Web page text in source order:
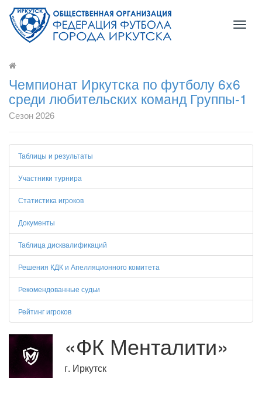
Чемпионат Иркутска по футболу 6x6
среди любительских команд Группы-1
Сезон 2026
Таблицы и результаты
Участники турнира
Статистика игроков
Документы
Таблица дисквалификаций
Решения КДК и Апелляционного комитета
Рекомендованные судьи
Рейтинг игроков
«ФК Менталити»
г. Иркутск